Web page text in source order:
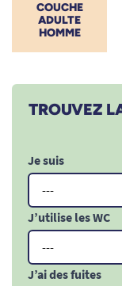
COUCHE
ADULTE
HOMME
TROUVEZ
Je suis
J’utilise les WC
J’ai des fuites